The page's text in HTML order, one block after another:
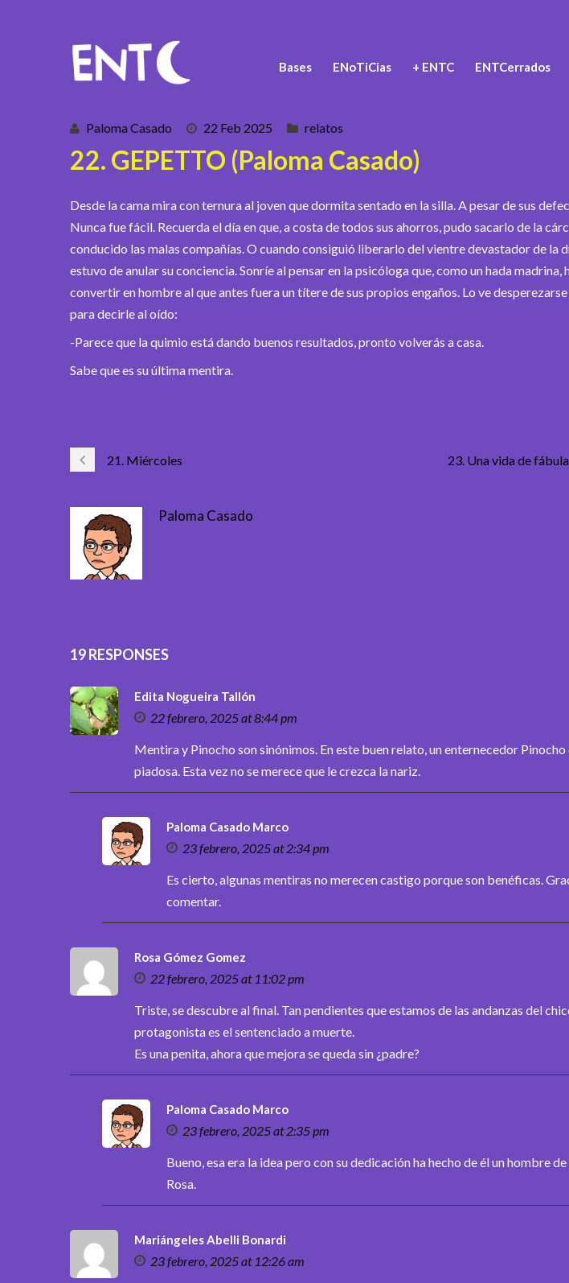
Bases ENoTiCias + ENTC ENTCerrados
Paloma Casado 22 Feb 2025 relatos
22. GEPETTO (Paloma Casado)
Desde la cama mira con ternura al joven que dormita sentado en la silla. A pesar de sus
Nunca fue fácil. Recuerda el día en que, a costa de todos sus ahorros, pudo sacarlo de la
conducido las malas compañías. O cuando consiguió liberarlo del vientre devastador de la
estuvo de anular su conciencia. Sonríe al pensar en la psicóloga que, como un hada madrina,
convertir en hombre al que antes fuera un títere de sus propios engaños. Lo ve
para decirle al oído:
-Parece que la quimio está dando buenos resultados, pronto volverás a casa.
Sabe que es su última mentira.
21. Miércoles 23. Una vida de
Paloma Casado
19 RESPONSES
Edita Nogueira Tallón
22 febrero, 2025 at 8:44 pm
Mentira y Pinocho son sinónimos. En este buen relato, un enternecedor
piadosa. Esta vez no se merece que le crezca la nariz.
Paloma Casado Marco
23 febrero, 2025 at 2:34 pm
Es cierto, algunas mentiras no merecen castigo porque son benéficas.
comentar.
Rosa Gómez Gomez
22 febrero, 2025 at 11:02 pm
Triste, se descubre al final. Tan pendientes que estamos de las andanzas del
protagonista es el sentenciado a muerte.
Es una penita, ahora que mejora se queda sin ¿padre?
Paloma Casado Marco
23 febrero, 2025 at 2:35 pm
Bueno, esa era la idea pero con su dedicación ha hecho de él un hombre
Rosa.
Mariángeles Abelli Bonardi
23 febrero, 2025 at 12:26 am